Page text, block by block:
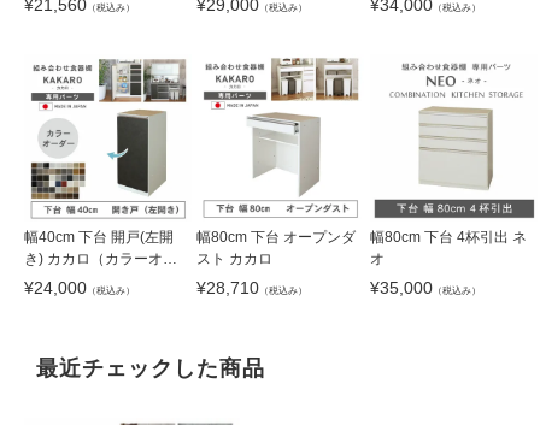
¥21,560 （税込み） ¥29,000 （税込み） ¥34,000（税込み）
幅40cm 下台 開戸(左開
き) カカロ（カラーオー
ダー）
¥24,000 （税込み）
幅80cm 下台 オープンダ
スト カカロ
¥28,710 （税込み）
幅80cm 下台 4杯引出 ネ
オ
¥35,000（税込み）
最近チェックした商品